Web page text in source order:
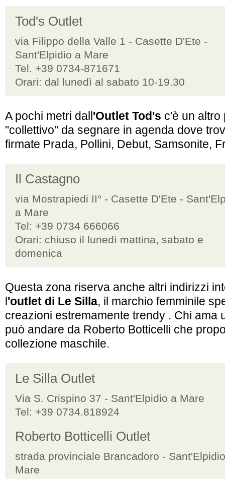
Tod's Outlet
via Filippo della Valle 1 - Casette D'Ete -
Sant'Elpidio a Mare
Tel. +39 0734-871671
Orari: dal lunedì al sabato 10-19.30
A pochi metri dall'Outlet Tod's c'è un altro
"collettivo" da segnare in agenda dove
firmate Prada, Pollini, Debut, Samsonite,
Il Castagno
via Mostrapiedi II° - Casette D'Ete -
a Mare
Tel: +39 0734 666066
Orari: chiuso il lunedì mattina, sabato e
domenica
Questa zona riserva anche altri indirizzi
l'outlet di Le Silla, il marchio femminile
creazioni estremamente trendy . Chi ama
può andare da Roberto Botticelli che
collezione maschile.
Le Silla Outlet
Via S. Crispino 37 - Sant'Elpidio a Mare
Tel: +39 0734.818924
Roberto Botticelli Outlet
strada provinciale Brancadoro -
Mare